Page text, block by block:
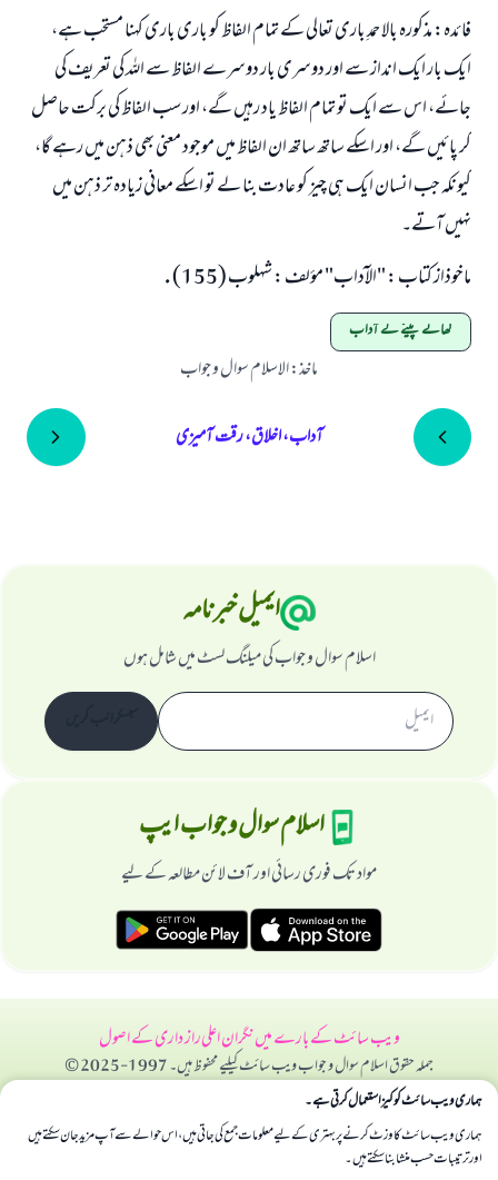
فائدہ: مذکورہ بالا حمدِ باری تعالی کے تمام الفاظ کو باری باری کہنا مستحب ہے،
ایک بار ایک انداز سے اور دوسری بار دوسرے الفاظ سے اللہ کی تعریف کی
جائے، اس سے ایک تو تمام الفاظ یاد رہیں گے، اور سب الفاظ کی برکت حاصل
کر پائیں گے، اور اسکے ساتھ ساتھ ان الفاظ میں موجود معنی بھی ذہن میں رہے گا،
کیونکہ جب انسان ایک ہی چیز کو عادت بنا لے تو اسکے معانی زیادہ تر ذہن میں
نہیں آتے۔
ماخوذاز کتاب : "الآداب" مؤلف : شہلوب (155) .
کھانے پینے کے آداب
ماخذ:الاسلام سوال و جواب
آداب، اخلاق، رقت آمیزی
ایمیل خبرنامہ
اسلام سوال و جواب کی میلنگ لسٹ میں شامل ہوں
اسلام سوال و جواب ایپ
مواد تک فوری رسائی اور آف لائن مطالعہ کے لیے
ویب سائٹ کے بارے میںنگران اعلیراز داری کے اصول
جملہ حقوق اسلام سوال و جواب ویب سائٹ کیلیے محفوظ ہیں۔ 1997-2025 ©
ہماری ویب سائٹ کوکیز استعمال کرتی ہے۔
ہماری ویب سائٹ کا وزٹ کرنے پر بہتری کے لیے معلومات جمع کی جاتی ہیں، اس حوالے سے آپ مزید جان سکتے ہیں
اور ترتیبات حسب منشا بنا سکتے ہیں۔